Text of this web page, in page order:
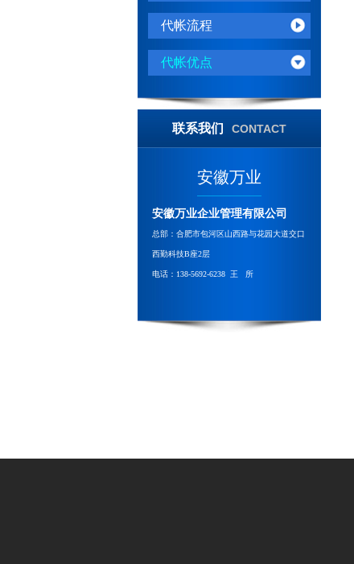
代帐流程
代帐优点
联系我们 CONTACT
安徽万业
安徽万业企业管理有限公司
总部：合肥市包河区山西路与花园大道交口
西勤科技B座2层
电话：138-5692-6238 王 所